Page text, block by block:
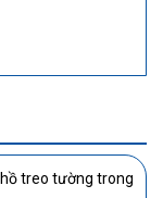
treo tường trong